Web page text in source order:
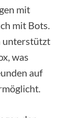
mit
mit Bots.
unterstützt
was
auf